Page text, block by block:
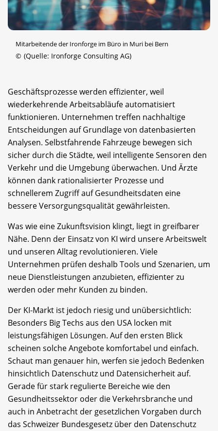
Mitarbeitende der Ironforge im Büro in Muri bei Bern
© (Quelle: Ironforge Consulting AG)
Geschäftsprozesse werden effizienter, weil
wiederkehrende Arbeitsabläufe automatisiert
funktionieren. Unternehmen treffen nachhaltige
Entscheidungen auf Grundlage von datenbasierten
Analysen. Selbstfahrende Fahrzeuge bewegen sich
sicher durch die Städte, weil intelligente Sensoren den
Verkehr und die Umgebung überwachen. Und Ärzte
können dank rationalisierter Prozesse und
schnellerem Zugriff auf Gesundheitsdaten eine
bessere Versorgungsqualität gewährleisten.
Was wie eine Zukunftsvision klingt, liegt in greifbarer
Nähe. Denn der Einsatz von KI wird unsere Arbeitswelt
und unseren Alltag revolutionieren. Viele
Unternehmen prüfen deshalb Tools und Szenarien, um
neue Dienstleistungen anzubieten, effizienter zu
werden oder mehr Kunden zu binden.
Der KI-Markt ist jedoch riesig und unübersichtlich:
Besonders Big Techs aus den USA locken mit
leistungsfähigen Lösungen. Auf den ersten Blick
scheinen solche Angebote komfortabel und einfach.
Schaut man genauer hin, werfen sie jedoch Bedenken
hinsichtlich Datenschutz und Datensicherheit auf.
Gerade für stark regulierte Bereiche wie den
Gesundheitssektor oder die Verkehrsbranche und
auch in Anbetracht der gesetzlichen Vorgaben durch
das Schweizer Bundesgesetz über den Datenschutz